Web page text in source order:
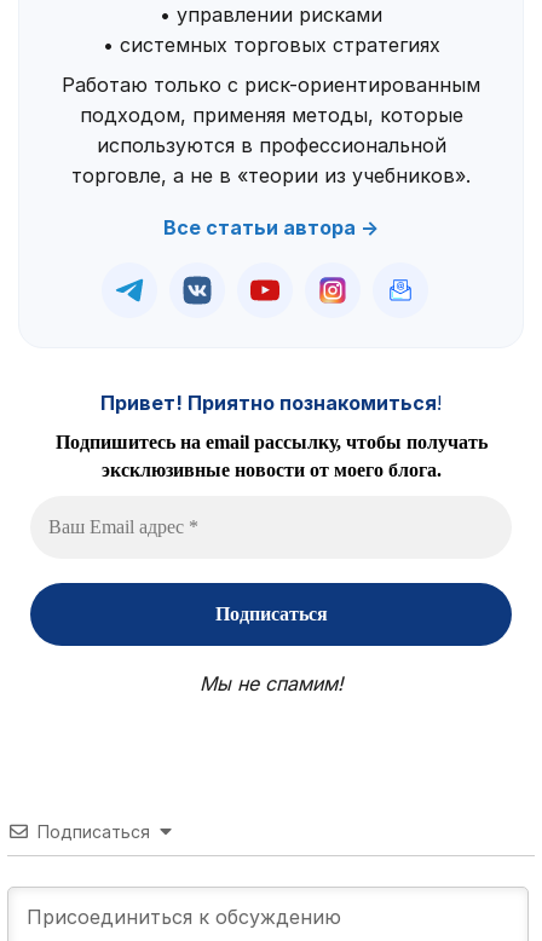
• управлении рисками
• системных торговых стратегиях
Работаю только с риск-ориентированным
подходом, применяя методы, которые
используются в профессиональной
торговле, а не в «теории из учебников».
Все статьи автора →
Привет! Приятно познакомиться!
Подпишитесь на email рассылку, чтобы получать
эксклюзивные новости от моего блога.
Мы не спамим!
Подписаться